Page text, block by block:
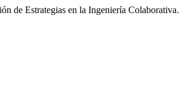
de Estrategias en la Ingeniería Colaborativa.